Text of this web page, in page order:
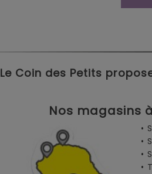
Le Coin des Petits
Nos magasins
•
•
•
•